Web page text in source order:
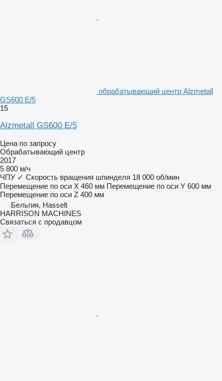
обрабатывающий центр Alzmetall
GS600 E/5
15
Alzmetall GS600 E/5
Цена по запросу
Обрабатывающий центр
2017
5 800 м/ч
ЧПУ ✓ Скорость вращения шпинделя 18 000 об/мин
Перемещение по оси X 460 мм Перемещение по оси Y 600 мм
Перемещение по оси Z 400 мм
Бельгия, Hasselt
HARRISON MACHINES
Связаться с продавцом